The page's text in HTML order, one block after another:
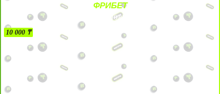
ФРИБЕТ
БЕЗ УСЛОВИЙ
10 000 ₸